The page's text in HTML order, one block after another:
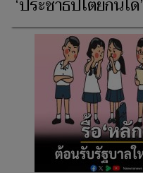
‘ประชาธิปไตยกินได้’